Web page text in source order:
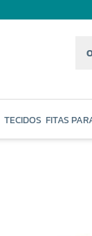
TECIDOS FITAS